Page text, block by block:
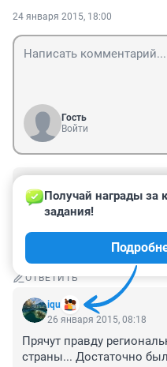
24 января 2015, 18:00
Гость
Войти
26 января 2015, 10:28
А почему именно
денег занимается,
ему доверила!!!!!
ОТВЕТИТЬ
iqu
Получай награды за
задания!
26 января 2015, 08:18
Прячут правду
страны... Достаточно